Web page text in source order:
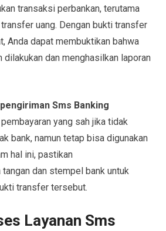
transaksi perbankan, terutama
uang. Dengan bukti transfer
Anda dapat membuktikan bahwa
dan menghasilkan laporan
Sms Banking
yang sah jika tidak
bank, namun tetap bisa digunakan
hal ini, pastikan
tangan dan stempel bank untuk
transfer tersebut.
Layanan Sms